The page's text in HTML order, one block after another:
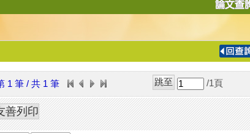
導
1 筆 / 共 1 筆 /1 頁